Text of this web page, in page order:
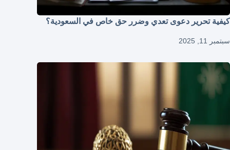
كيفية تحرير دعوى تعدي وضرر حق خاص في السعودية؟
سبتمبر 11, 2025